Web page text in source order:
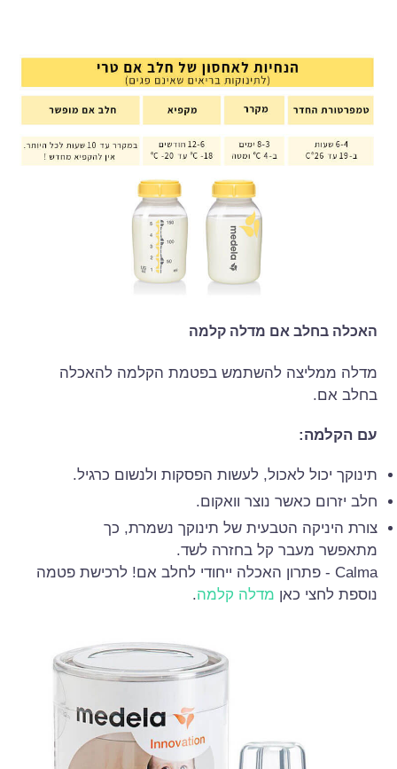
האכלה בחלב אם מדלה קלמה
מדלה ממליצה להשתמש בפטמת הקלמה להאכלה
בחלב אם.
עם הקלמה:
תינוקך יכול לאכול, לעשות הפסקות ולנשום כרגיל.
חלב יזרום כאשר נוצר וואקום.
צורת היניקה הטבעית של תינוקך נשמרת, כך
מתאפשר מעבר קל בחזרה לשד.
Calma - פתרון האכלה ייחודי לחלב אם! לרכישת פטמה
נוספת לחצי כאן מדלה קלמה.